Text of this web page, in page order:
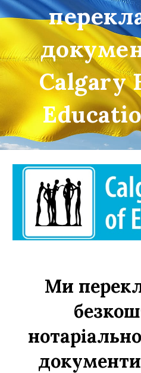
Calgary
Ми